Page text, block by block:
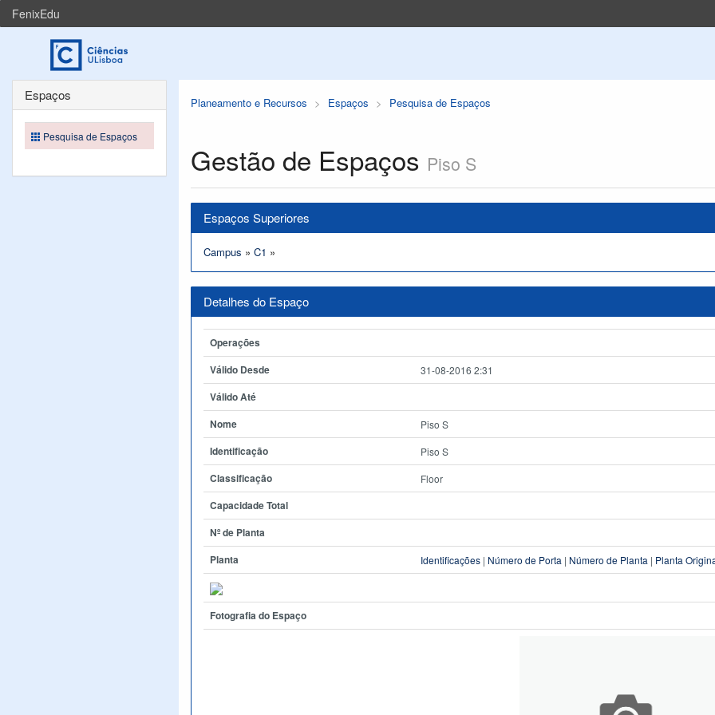
FenixEdu
Planeamento e Recursos Espaços Pesquisa de Espaços
Gestão de Espaços Piso S
Espaços Superiores
Campus » C1 »
Detalhes do Espaço
Operações
Válido Desde
31-08-2016 2:31
Válido Até
Nome
Piso S
Identificação Piso S
Classificação Floor
Capacidade Total
Nº de Planta
Planta
Identificações | Número de Porta | Número de Planta | Planta
Fotografia do Espaço
Espaços
Pesquisa de Espaços